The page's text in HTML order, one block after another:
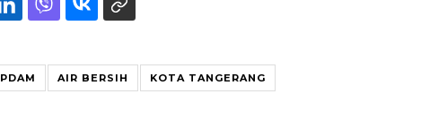
PDAM AIR BERSIH KOTA TANGERANG